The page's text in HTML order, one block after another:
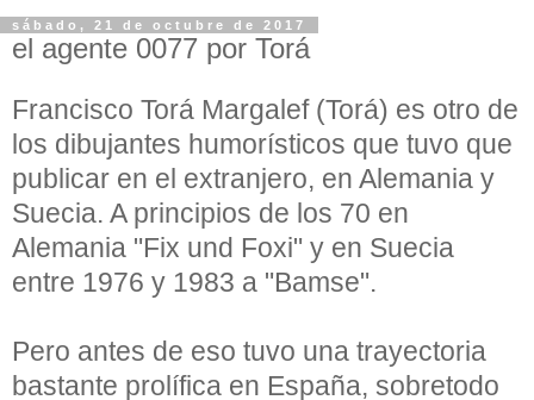
sábado, 21 de octubre de 2017
el agente 0077 por Torá
Francisco Torá Margalef (Torá) es otro de
los dibujantes humorísticos que tuvo que
publicar en el extranjero, en Alemania y
Suecia. A principios de los 70 en
Alemania "Fix und Foxi" y en Suecia
entre 1976 y 1983 a "Bamse".
Pero antes de eso tuvo una trayectoria
bastante prolífica en España, sobretodo